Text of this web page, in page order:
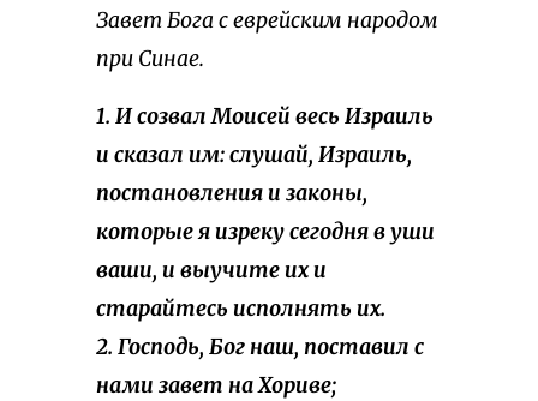
Завет Бога с еврейским народом
при Синае.
1. И созвал Моисей весь Израиль
и сказал им: слушай, Израиль,
постановления и законы,
которые я изреку сегодня в уши
ваши, и выучите их и
старайтесь исполнять их.
2. Господь, Бог наш, поставил с
нами завет на Хориве;